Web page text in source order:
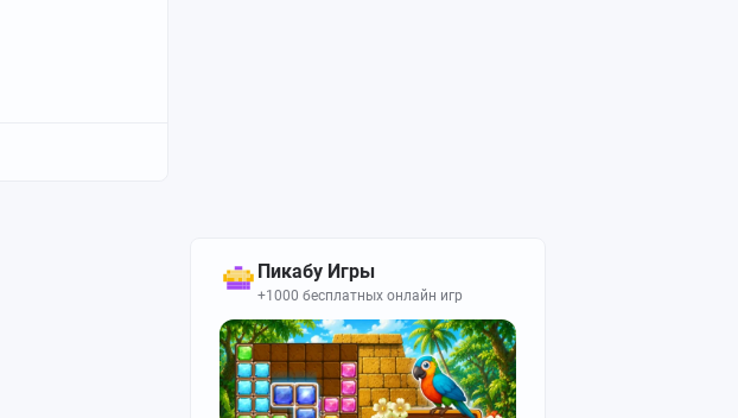
Пикабу Игры
+1000 бесплатных онлайн игр